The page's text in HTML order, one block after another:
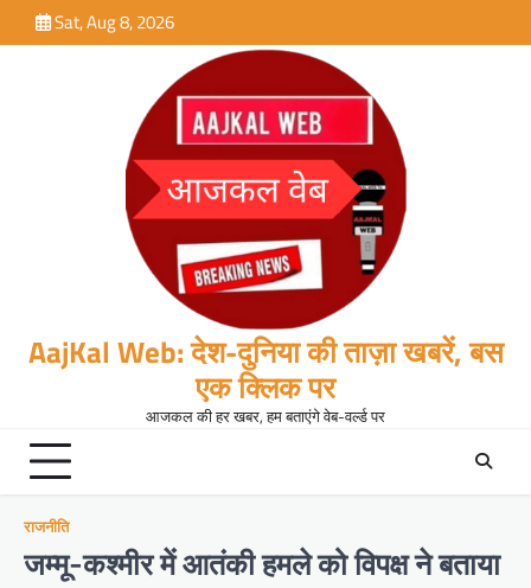
to
Sat, Aug 8, 2026
AajKal Web: देश-दुनिया की ताज़ा खबरें, बस
एक क्लिक पर
आजकल की हर खबर, हम बताएंगे वेब-वर्ल्ड पर
राजनीति
जम्मू-कश्मीर में आतंकी हमले को विपक्ष ने बताया